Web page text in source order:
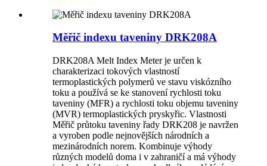
Měřič indexu taveniny DRK208A
DRK208A Melt Index Meter je určen k
charakterizaci tokových vlastností
termoplastických polymerů ve stavu viskózního
toku a používá se ke stanovení rychlosti toku
taveniny (MFR) a rychlosti toku objemu taveniny
(MVR) termoplastických pryskyřic. Vlastnosti
Měřič průtoku taveniny řady DRK208 je navržen
a vyroben podle nejnovějších národních a
mezinárodních norem. Kombinuje výhody
různých modelů doma i v zahraničí a má výhody